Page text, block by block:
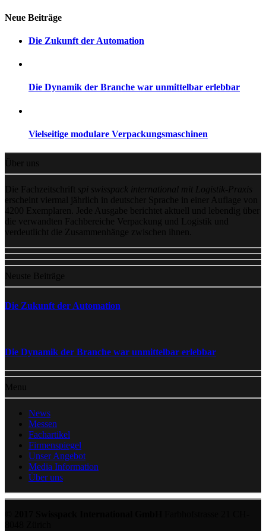
Neue Beiträge
Die Zukunft der Automation
Die Dynamik der Branche war unmittelbar erlebbar
Vielseitige modulare Verpackungsmaschinen
Über uns
Die Fachzeitschrift
spi swisspack international mit Logistik-Praxis
erscheint viermal jährlich in deutscher Sprache in einer Auflage von
4200 Exemplaren. Jede Ausgabe berichtet aktuell und lebendig über
die verwandten Fachbereiche Verpackung und Logistik und
verdeutlicht die Zusammenhänge zwischen ihnen.
Neuste Beiträge
Die Zukunft der Automation
Die Dynamik der Branche war unmittelbar erlebbar
Menu
News
Messen
Fachartikel
Firmenspiegel
Unser Angebot
Media Information
Über uns